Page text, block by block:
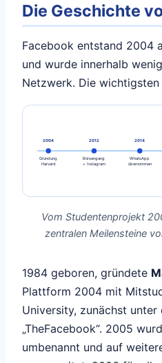
Die Geschichte
Facebook entstand 2004
und wurde innerhalb
Netzwerk. Die wichtigsten
2004
Gründung
Harvard
2012
Börsengang
+ Instagram
2014
WhatsApp
übernommen
Vom Studentenprojekt
zentralen Meilensteine
1984 geboren, gründete
Plattform 2004 mit
University, zunächst unter
„TheFacebook“. 2005
umbenannt und auf